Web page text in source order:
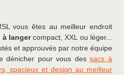
vous êtes au meilleur endroit
langercompact, XXL ou léger...
et approuvés par notre équipe
dénicher pour vous dessacs à
spacieux et design au meilleur